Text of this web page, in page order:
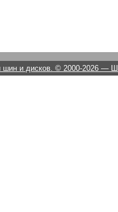
шин и дисков. © 2000-2026 —